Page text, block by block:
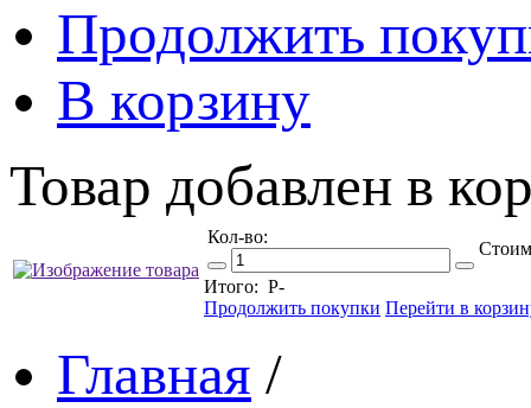
Продолжить
В корзину
Товар добавлен в
Кол-во:
Итого: Р-
Продолжить покупки Перейти в
Главная /